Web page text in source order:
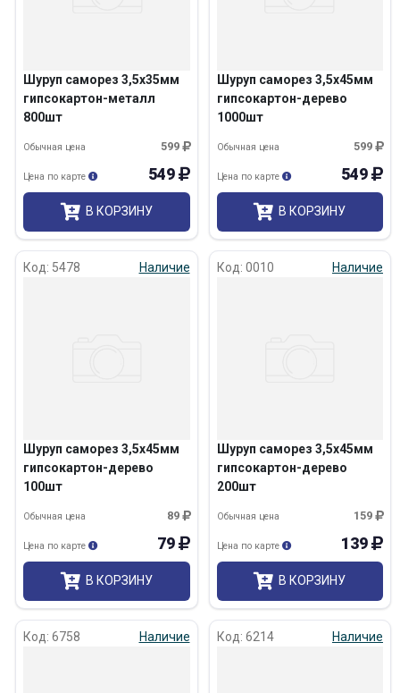
Шуруп саморез 3,5х35мм
гипсокартон-металл
800шт
599
Обычная цена
549
Цена по карте
В КОРЗИНУ
Шуруп саморез 3,5х45мм
гипсокартон-дерево
1000шт
599
Обычная цена
549
Цена по карте
В КОРЗИНУ
Код: 5478 Наличие
Шуруп саморез 3,5х45мм
гипсокартон-дерево
100шт
89
Обычная цена
79
Цена по карте
В КОРЗИНУ
Код: 0010 Наличие
Шуруп саморез 3,5х45мм
гипсокартон-дерево
200шт
159
Обычная цена
139
Цена по карте
В КОРЗИНУ
Код: 6758 Наличие Код: 6214 Наличие